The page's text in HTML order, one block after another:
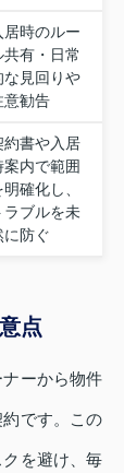
居時のルー
共有・日常
な見回りや
意勧告
約書や入居
案内で範囲
明確化し、
ラブルを未
に防ぐ
点
ーから物件
です。この
を避け、毎